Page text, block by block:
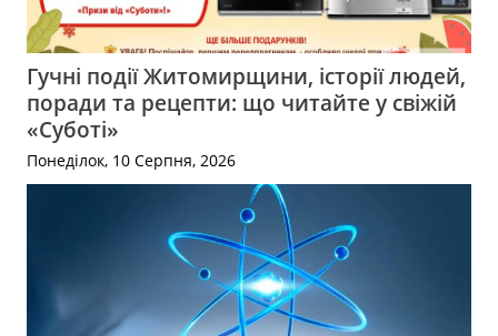
Гучні події Житомирщини, історії людей,
поради та рецепти: що читайте у свіжій
«Суботі»
Понеділок, 10 Серпня, 2026